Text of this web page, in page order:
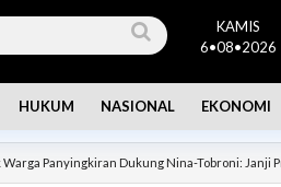
KAMIS
6•08•2026
HUKUM NASIONAL EKONOMI
Panyingkiran Dukung Nina-Tobroni: Janji